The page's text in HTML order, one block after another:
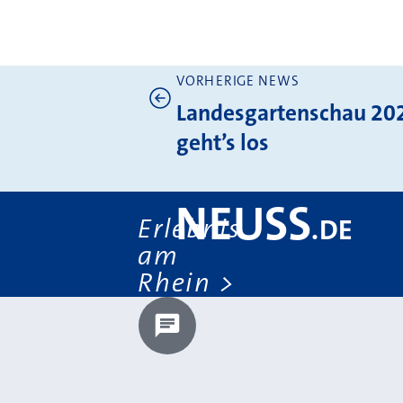
Weitere News
VORHERIGE NEWS
Landesgartenschau
geht’s los
Erlebnis
am
Rhein
NEUSS.DE
Chatbot laden?